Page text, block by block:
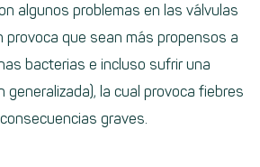
algunos problemas en las válvulas
provoca que sean más propensos a
bacterias e incluso sufrir una
generalizada), la cual provoca fiebres
graves.